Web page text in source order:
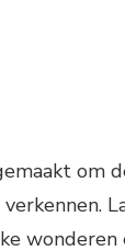
om
wonderen